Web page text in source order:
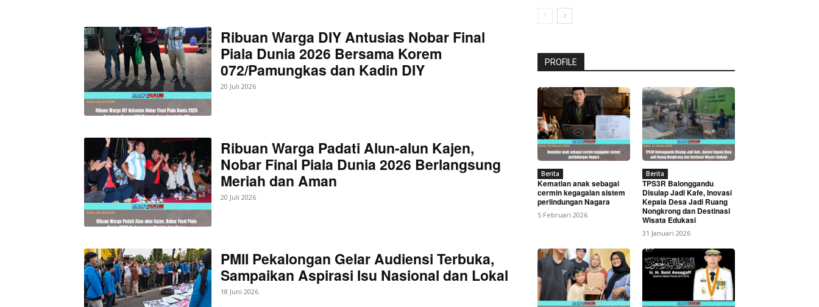
News Week
Magazine PRO
Contact us
Subscription Plans
Bagikan Artikel
Ribuan Warga DIY Antusias Nobar Final
Piala Dunia 2026 Bersama Korem
072/Pamungkas dan Kadin DIY
20 Juli 2026
Ribuan Warga Padati Alun-alun Kajen,
Nobar Final Piala Dunia 2026 Berlangsung
Meriah dan Aman
20 Juli 2026
PMII Pekalongan Gelar Audiensi Terbuka,
Sampaikan Aspirasi Isu Nasional dan Lokal
18 Juni 2026
PROFILE
Berita
Kematian anak sebagai
cermin kegagalan sistem
perlindungan Nagara
5 Februari 2026
Berita
TPS3R Balonggandu
Disulap Jadi Kafe, Inovasi
Kepala Desa Jadi Ruang
Nongkrong dan Destinasi
Wisata Edukasi
31 Januari 2026